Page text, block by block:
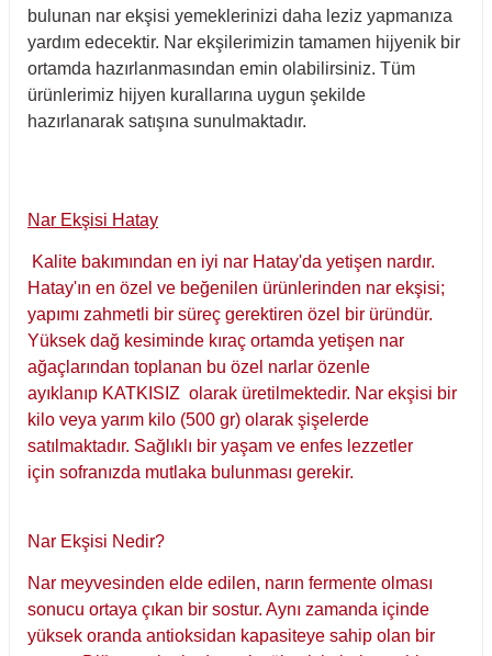
bulunan nar ekşisi yemeklerinizi daha leziz yapmanıza
yardım edecektir. Nar ekşilerimizin tamamen hijyenik bir
ortamda hazırlanmasından emin olabilirsiniz. Tüm
ürünlerimiz hijyen kurallarına uygun şekilde
hazırlanarak satışına sunulmaktadır.
Nar Ekşisi Hatay
Kalite bakımından en iyi nar Hatay'da yetişen nardır.
Hatay'ın en özel ve beğenilen ürünlerinden nar ekşisi;
yapımı zahmetli bir süreç gerektiren özel bir üründür.
Yüksek dağ kesiminde kıraç ortamda yetişen nar
ağaçlarından toplanan bu özel narlar özenle
ayıklanıp KATKISIZ olarak üretilmektedir. Nar ekşisi bir
kilo veya yarım kilo (500 gr) olarak şişelerde
satılmaktadır. Sağlıklı bir yaşam ve enfes lezzetler
için sofranızda mutlaka bulunması gerekir.
Nar Ekşisi Nedir?
Nar meyvesinden elde edilen, narın fermente olması
sonucu ortaya çıkan bir sostur. Aynı zamanda içinde
yüksek oranda antioksidan kapasiteye sahip olan bir